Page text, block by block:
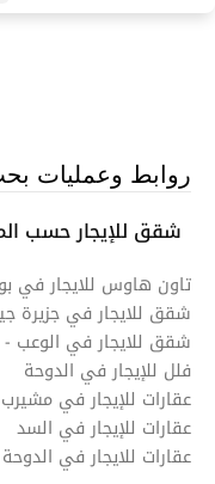
روابط وعمليات
شقق للإيجار حسب
تاون هاوس للايجار في
شقق للايجار في جزيرة
شقق للايجار في الوعب -
فلل للإيجار في الدوحة
عقارات للإيجار في
عقارات للإيجار في السد
عقارات للايجار في الدوحة